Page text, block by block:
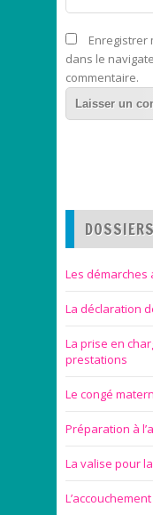
Enregistrer
dans le
commentaire.
DOSSIERS
Les démarches
La déclaration
La prise en
prestations
Le congé
Préparation à
La valise pour
L’accouchement